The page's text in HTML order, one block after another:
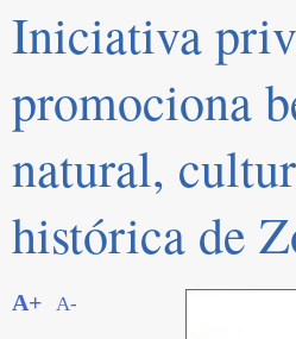
Iniciativa
promociona
natural,
histórica de
A+ A-